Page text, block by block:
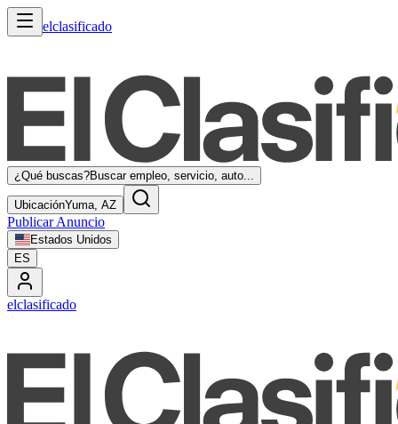
elclasificado
¿Qué buscas?Buscar empleo, servicio, auto...
UbicaciónYuma, AZ
Publicar Anuncio
Estados Unidos
ES
elclasificado